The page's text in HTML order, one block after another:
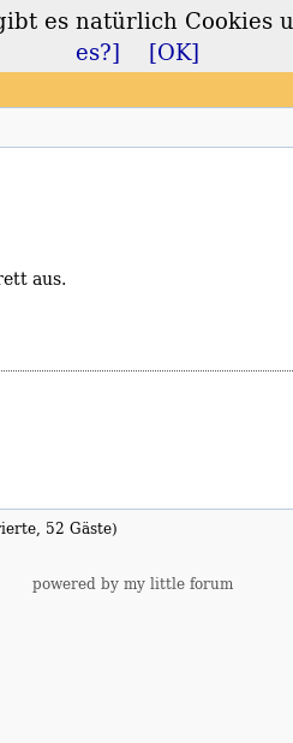
aus.
52 Gäste)
powered by my little forum
es natürlich Cookies
es?]
[OK]